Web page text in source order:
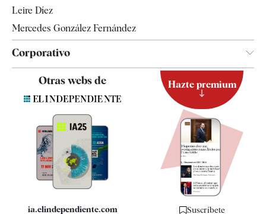
Leire Díez
Mercedes González Fernández
Corporativo
Contacto
Quiénes somos
Especificaciones
Otras webs de
ia.elindependiente.com
Hazte premium
Suscríbete